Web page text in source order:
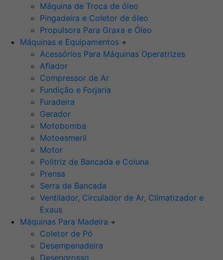
Máquina de Troca de óleo
Pingadeira e Coletor de óleo
Propulsora Para Graxa e Óleo
Máquinas e Equipamentos +
Acessórios Para Máquinas Operatrizes
Afiador
Compressor de Ar
Fundição e Forjaria
Furadeira
Gerador
Motobomba
Motoesmeril
Motor
Politriz de Bancada e Coluna
Prensa
Serra de Bancada
Ventilador, Circulador de Ar, Climatizador e
Exaus
Máquinas Para Madeira +
Coletor de Pó
Desempenadeira
Desengrosso